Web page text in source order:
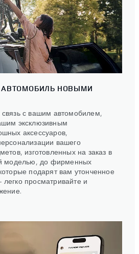
НОВЫМИ
с вашим автомобилем,
эксклюзивным
аксессуаров,
вашего
изготовленных на заказ в
моделью, до фирменных
подарят вам утонченное
просматривайте и